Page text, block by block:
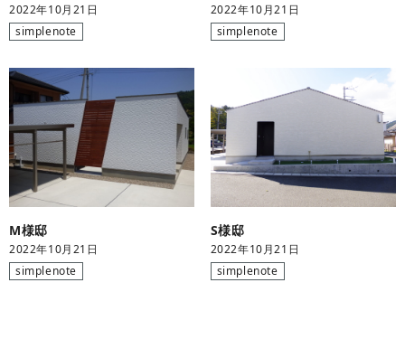
2022年10月21日
simplenote
2022年10月21日
simplenote
M様邸
2022年10月21日
simplenote
S様邸
2022年10月21日
simplenote